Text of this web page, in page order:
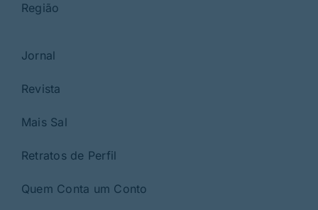
Região
Jornal
Revista
Mais Sal
Retratos de Perfil
Quem Conta um Conto